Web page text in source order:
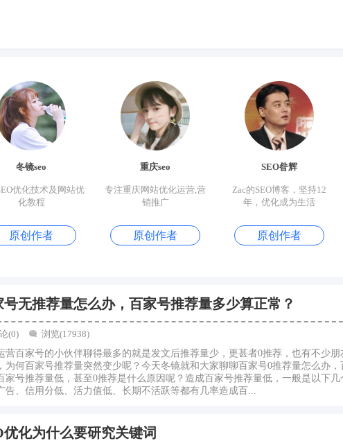
冬镜seo
优化技术及网站优
化教程
原创作者
重庆seo
专注重庆网站优化运营,营
销推广
原创作者
SEO昝辉
Zac的SEO博客，坚持12
年，优化成为生活
原创作者
号无推荐量怎么办，百家号推荐量多少算正常？
(0)
浏览(17938)
营百家号的小伙伴聊得最多的就是发文后推荐量少，更甚者0推荐，也有不少
为何百家号推荐量突然变少呢？今天冬镜就和大家聊聊百家号0推荐量怎么办，
家号推荐量低，甚至0推荐是什么原因呢？造成百家号推荐量低，一般是以下
告、信用分低、活力值低、长期不活跃等都有几率造成百...
优化为什么要研究关键词